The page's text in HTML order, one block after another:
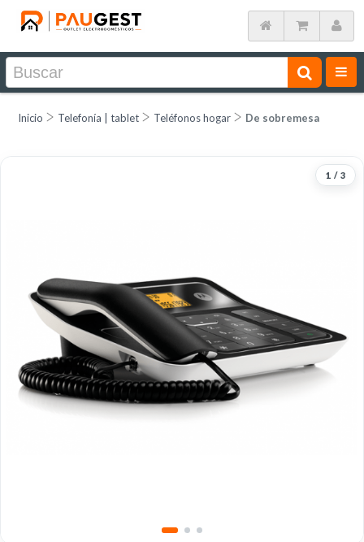
Inicio Telefonía | tablet Teléfonos hogar De sobremesa
1 / 3